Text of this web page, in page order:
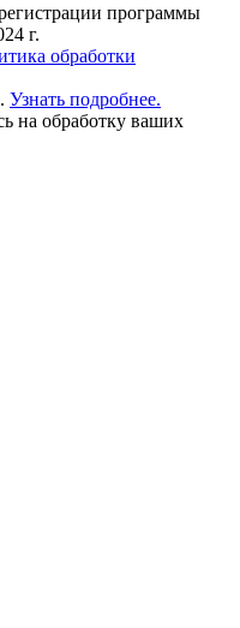
программы
г.
обработки
Узнать подробнее.
на обработку ваших